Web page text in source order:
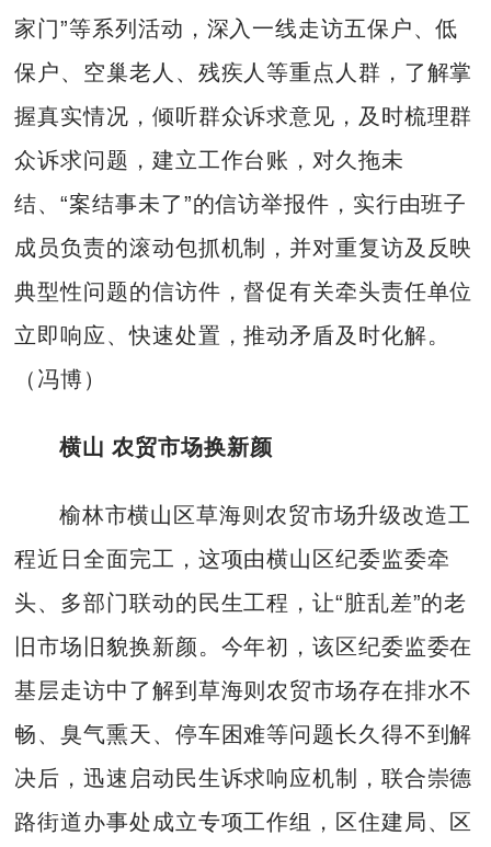
家门”等系列活动，深入一线走访五保户、低
保户、空巢老人、残疾人等重点人群，了解掌
握真实情况，倾听群众诉求意见，及时梳理群
众诉求问题，建立工作台账，对久拖未
结、“案结事未了”的信访举报件，实行由班子
成员负责的滚动包抓机制，并对重复访及反映
典型性问题的信访件，督促有关牵头责任单位
立即响应、快速处置，推动矛盾及时化解。
（冯博）
横山 农贸市场换新颜
榆林市横山区草海则农贸市场升级改造工
程近日全面完工，这项由横山区纪委监委牵
头、多部门联动的民生工程，让“脏乱差”的老
旧市场旧貌换新颜。今年初，该区纪委监委在
基层走访中了解到草海则农贸市场存在排水不
畅、臭气熏天、停车困难等问题长久得不到解
决后，迅速启动民生诉求响应机制，联合崇德
路街道办事处成立专项工作组，区住建局、区